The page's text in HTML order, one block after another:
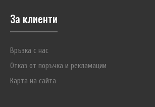
За клиенти
Връзка с нас
Отказ от поръчка и рекламации
Карта на сайта